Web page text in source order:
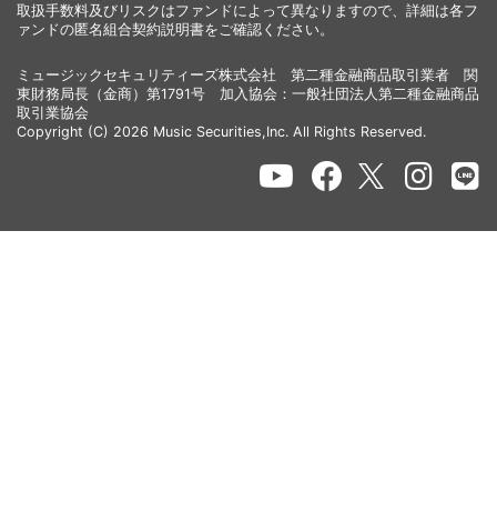
取扱手数料及びリスクはファンドによって異なりますので、詳細は各フ
ァンドの匿名組合契約説明書をご確認ください。
ミュージックセキュリティーズ株式会社 第二種金融商品取引業者 関
東財務局長（金商）第1791号 加入協会：一般社団法人第二種金融商品
取引業協会
Copyright (C) 2026 Music Securities,Inc. All Rights Reserved.